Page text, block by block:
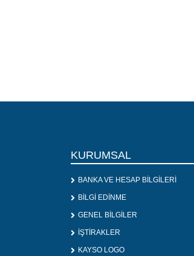
KURUMSAL
BANKA VE HESAP BİLGİLERİ
BİLGİ EDİNME
GENEL BİLGİLER
İŞTİRAKLER
KAYSO LOGO